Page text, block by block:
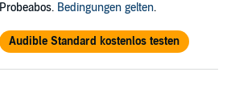
Probeabos. Bedingungen gelten.
Audible Standard kostenlos testen